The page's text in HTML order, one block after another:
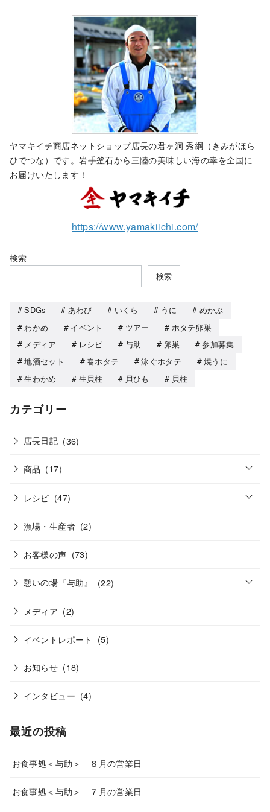
ヤマキイチ商店ネットショップ店長の君ヶ洞 秀綱（きみがほら
ひでつな）です。岩手釜石から三陸の美味しい海の幸を全国に
お届けいたします！
https://www.yamakiichi.com/
検索
検索
SDGs あわび いくら うに
めかぶ
わかめ
イベント ツアー
ホタテ卵巣
メディア
レシピ 与助 卵巣
参加募集
地酒セット
春ホタテ 泳ぐホタテ
焼うに
生わかめ
生貝柱 貝ひも 貝柱
カテゴリー
店長日記 (36)
商品 (17) o
n
レシピ (47) o
漁場・生産者 (2)
お客様の声 (73)
憩いの場『与助』 (22) o
メディア (2)
イベントレポート (5)
お知らせ (18)
インタビュー (4)
最近の投稿
お食事処＜与助＞ ８月の営業日
お食事処＜与助＞ ７月の営業日